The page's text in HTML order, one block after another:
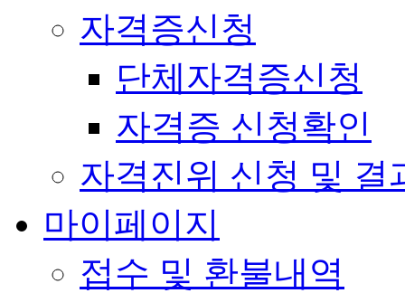
자격증신청
단체자격증신청
자격증 신청확인
자격진위 신청 및 결
마이페이지
접수 및 환불내역